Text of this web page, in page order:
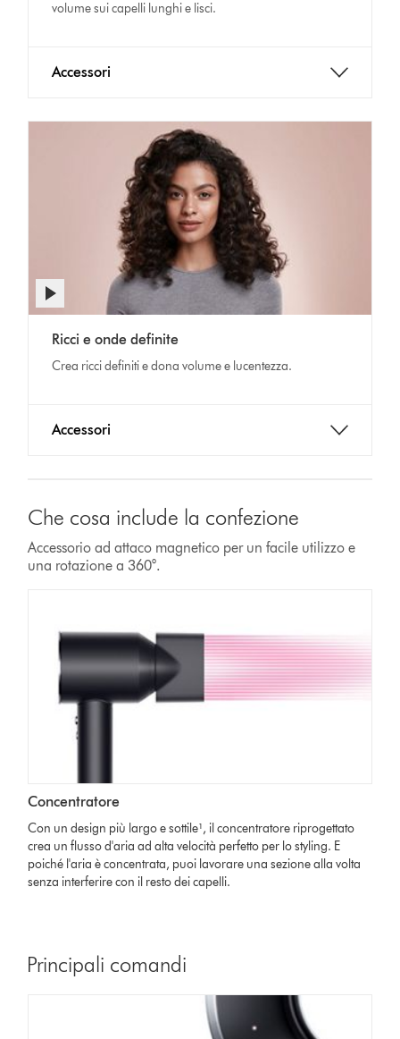
volume sui capelli lunghi e lisci.
Accessori
Ricci e onde definite
Crea ricci definiti e dona volume e lucentezza.
Accessori
Che cosa include la confezione
Accessorio ad attaco magnetico per un facile utilizzo e
una rotazione a 360°.
Concentratore
Con un design più largo e sottile¹, il concentratore riprogettato
crea un flusso d'aria ad alta velocità perfetto per lo styling. E
poiché l'aria è concentrata, puoi lavorare una sezione alla volta
senza interferire con il resto dei capelli.
Principali comandi